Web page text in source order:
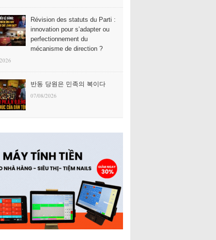
Révision des statuts du Parti :
innovation pour s’adapter ou
perfectionnement du
mécanisme de direction ?
반동 당원은 민족의 복이다
07/08/2026